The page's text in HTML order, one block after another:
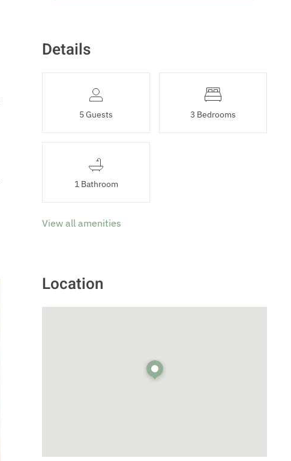
Details
5 Guests 3 Bedrooms
1 Bathroom
View all amenities
Location